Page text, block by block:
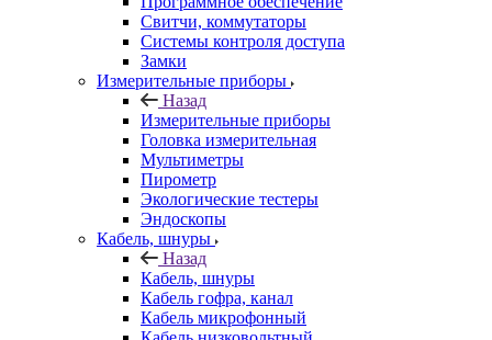
Свитчи, коммутаторы
Системы контроля доступа
Замки
Измерительные приборы
Назад
Измерительные приборы
Головка измерительная
Мультиметры
Пирометр
Экологические тестеры
Эндоскопы
Кабель, шнуры
Назад
Кабель, шнуры
Кабель гофра, канал
Кабель микрофонный